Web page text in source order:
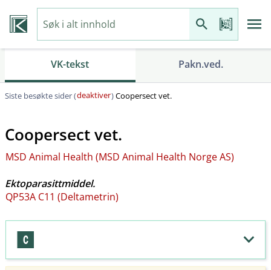
VK-tekst Pakn.ved.
Siste besøkte sider (deaktiver)Coopersect vet.
Coopersect vet.
MSD Animal Health (MSD Animal Health Norge AS)
Ektoparasittmiddel.
QP53A C11 (Deltametrin)